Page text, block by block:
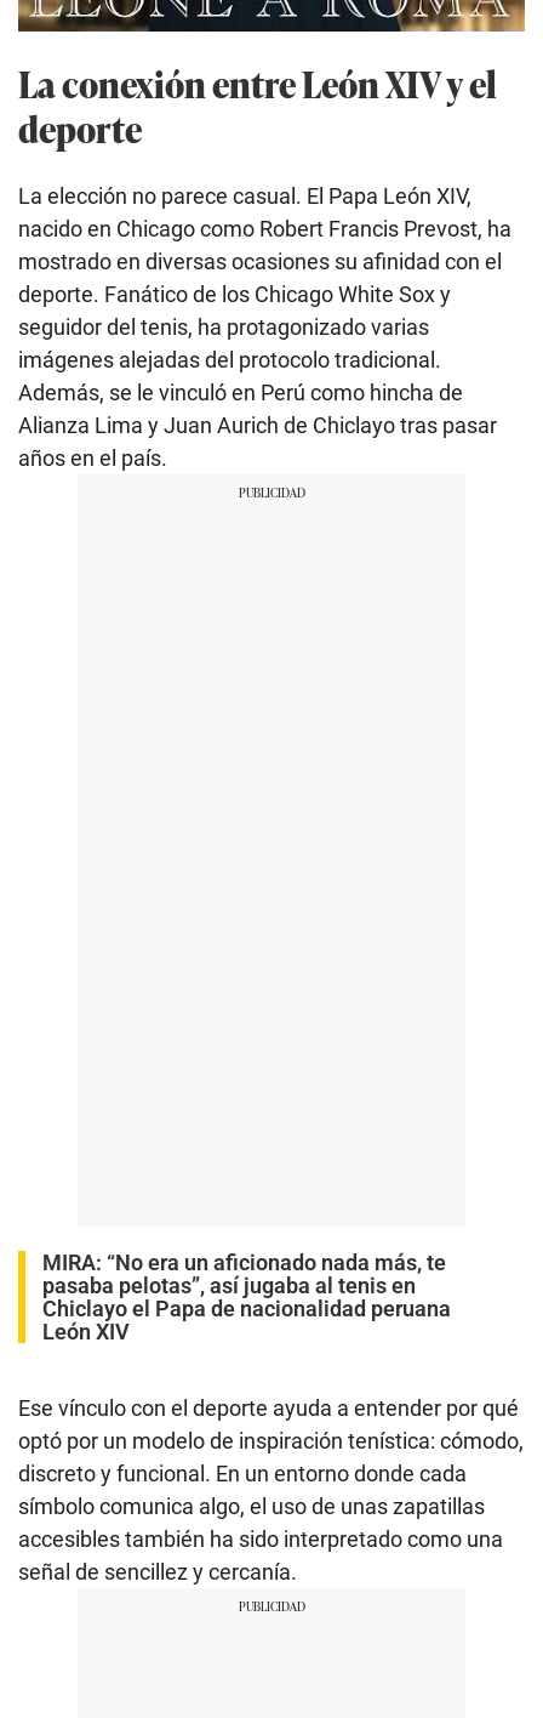
La conexión entre León XIV y el
deporte
La elección no parece casual. El Papa León XIV,
nacido en Chicago como Robert Francis Prevost, ha
mostrado en diversas ocasiones su afinidad con el
deporte. Fanático de los Chicago White Sox y
seguidor del tenis, ha protagonizado varias
imágenes alejadas del protocolo tradicional.
Además, se le vinculó en Perú como hincha de
Alianza Lima y Juan Aurich de Chiclayo tras pasar
años en el país.
MIRA: “No era un aficionado nada más, te
pasaba pelotas”, así jugaba al tenis en
Chiclayo el Papa de nacionalidad peruana
León XIV
Ese vínculo con el deporte ayuda a entender por qué
optó por un modelo de inspiración tenística: cómodo,
discreto y funcional. En un entorno donde cada
símbolo comunica algo, el uso de unas zapatillas
accesibles también ha sido interpretado como una
señal de sencillez y cercanía.